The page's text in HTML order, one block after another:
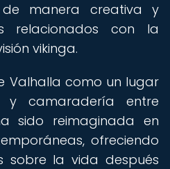
manera creativa y
relacionados con la
vikinga.
Valhalla como un lugar
camaradería entre
sido reimaginada en
ofreciendo
sobre la vida después